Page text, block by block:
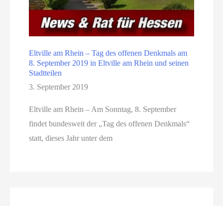
Eltville am Rhein – Tag des offenen Denkmals am
8. September 2019 in Eltville am Rhein und seinen
Stadtteilen
3. September 2019
Eltville am Rhein – Am Sonntag, 8. September
findet bundesweit der „Tag des offenen Denkmals“
statt, dieses Jahr unter dem